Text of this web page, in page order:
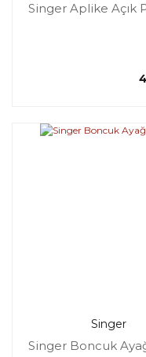
Singer Aplike Açık
Singer
Singer Boncuk